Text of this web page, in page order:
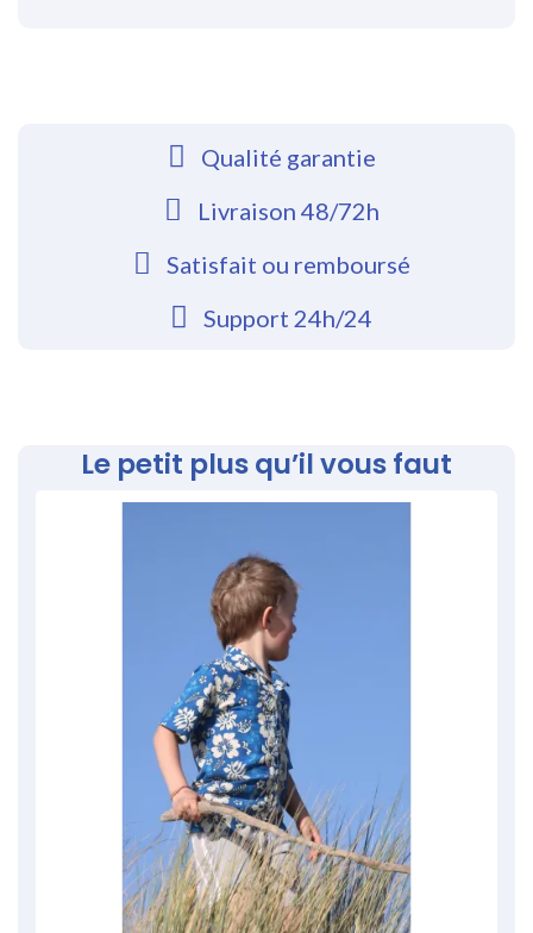
Qualité garantie
Livraison 48/72h
Satisfait ou remboursé
Support 24h/24
Le petit plus qu’il vous faut